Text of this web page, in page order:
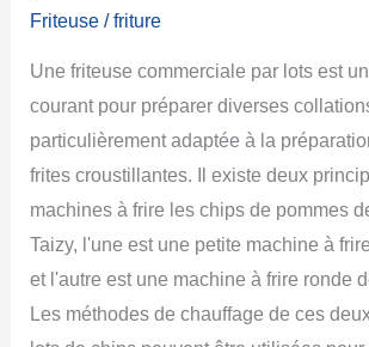
Friteuse/friture
Une friteuse commerciale par lots est
courant pour préparer diverses
particulièrement adaptée à la
frites croustillantes. Il existe deux
machines à frire les chips de pommes
Taizy, l'une est une petite machine à
et l'autre est une machine à frire ronde
Les méthodes de chauffage de ces